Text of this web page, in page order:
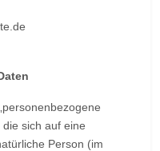
sich auf eine
Person (im